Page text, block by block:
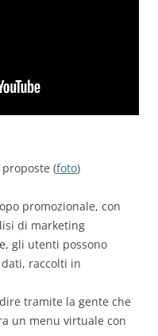
(foto)
promozionale, con
di marketing
gli utenti possono
raccolti in
tramite la gente che
un menu virtuale con